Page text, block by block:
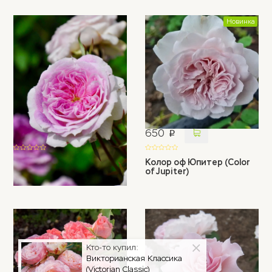
550p
Кирке (Kirkе)
Новинка
650 p
Колор оф Юпитер (Color
of Jupiter)
Кто-то купил:
Викторианская Классика
(Victorian Classic)